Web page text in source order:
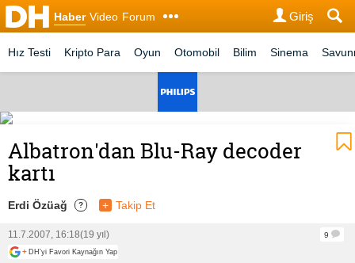
Haber Video Forum Giriş
Hız Testi Kripto Para Oyun Otomobil Bilim Sinema
Albatron'dan Blu-Ray decoder
kartı
Erdi Özüağ ? + Takip Et
11.7.2007, 16:18(19 yıl)
9
+ DH'yi Favori Kaynağın Yap